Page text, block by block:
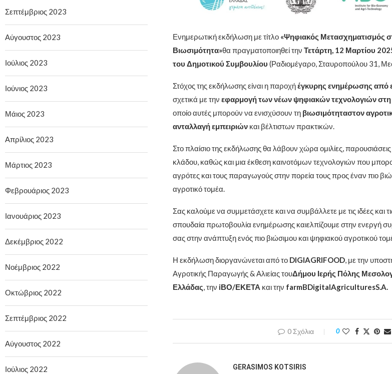
Ενημερωτική εκδήλωση με τίτλο «Ψηφιακός Μετασχηματισμός
Βιωσιμότητα»θα πραγματοποιηθεί την Τετάρτη, 12 Μαρτίου
του Δημοτικού Συμβουλίου (Ραδιομέγαρο, Σταυροπούλου 31,
Στόχος της εκδήλωσης είναι η παροχήέγκυρης ενημέρωσης από
σχετικά με την εφαρμογή των νέων ψηφιακών τεχνολογιών στη
οποίο αυτές μπορούν να ενισχύσουν τη βιωσιμότηταστον
ανταλλαγή εμπειριώνκαι βέλτιστων πρακτικών.
Στο πλαίσιο της εκδήλωσης θα λάβουν χώρα ομιλίες, παρουσιάσεις
κλάδου, καθώς και μια έκθεση καινοτόμων τεχνολογιών που
αγρότες και τους παραγωγούς στην πορεία τους προς έναν πιο
αγροτικό τομέα.
Σας καλούμε να συμμετάσχετε και να συμβάλλετε με τις ιδέες και
σπουδαία πρωτοβουλία ενημέρωσης καιελπίζουμε στην ενεργή
σας στην ανάπτυξη ενός πιο βιώσιμου και ψηφιακού αγροτικού
Η εκδήλωση διοργανώνεται από το DIGIAGRIFOOD, με την
Αγροτικής Παραγωγής & Αλιείας τουΔήμου Ιερής Πόλης
Ελλάδας, την iΒΟ/ΕΚΕΤΑ και την farmBDigitalAgriculturesS.A.
0 Σχόλια 0
GERASIMOS KOTSIRIS
Σεπτέμβριος 2023
Αύγουστος 2023
Ιούλιος 2023
Ιούνιος 2023
Μάιος 2023
Απρίλιος 2023
Μάρτιος 2023
Φεβρουάριος 2023
Ιανουάριος 2023
Δεκέμβριος 2022
Νοέμβριος 2022
Οκτώβριος 2022
Σεπτέμβριος 2022
Αύγουστος 2022
Ιούλιος 2022